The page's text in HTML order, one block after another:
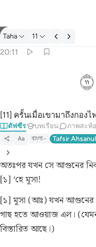
ตัฟซีร: Taha 20:11
Taha 11
20:11
فَلَمَّآ أَتَىٰهَا نُودِىَ يَـٰمُوسَىٰٓ ١١ﲹ
[11] ครั้นเมื่อเขามาถึงกอง
ตัฟซีร บทเรียน ภาพสะท้
Aa বাংলা Tafsir
অতঃপর যখন সে আগুনের
[১] ‘হে মূসা!
[১] মূসা (আঃ) যখন আগুনের
গাছ হতে আওয়াজ এল।
বিস্তারিত আছে।)